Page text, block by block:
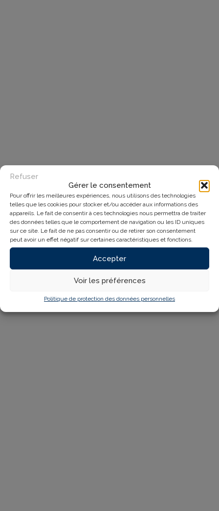
Gérer le consentement
Pour offrir les meilleures expériences, nous utilisons des technologies
telles que les cookies pour stocker et/ou accéder aux informations des
appareils. Le fait de consentir à ces technologies nous permettra de traiter
des données telles que le comportement de navigation ou les ID uniques
sur ce site. Le fait de ne pas consentir ou de retirer son consentement
peut avoir un effet négatif sur certaines caractéristiques et fonctions.
Accepter
Refuser
Voir les préférences
Politique de protection des données personnelles